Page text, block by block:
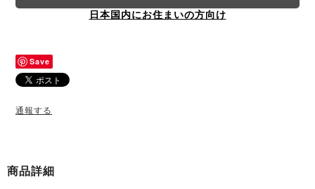
日本国内にお住まいの方向け
Save
通報する
商品詳細